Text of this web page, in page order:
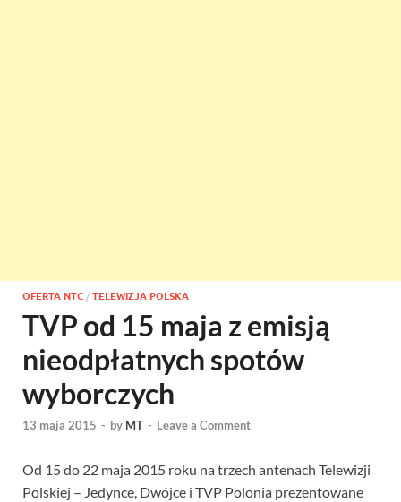
OFERTA NTC / TELEWIZJA POLSKA
TVP od 15 maja z emisją
nieodpłatnych spotów
wyborczych
13 maja 2015 - by MT - Leave a Comment
Od 15 do 22 maja 2015 roku na trzech antenach Telewizji
Polskiej – Jedynce, Dwójce i TVP Polonia prezentowane